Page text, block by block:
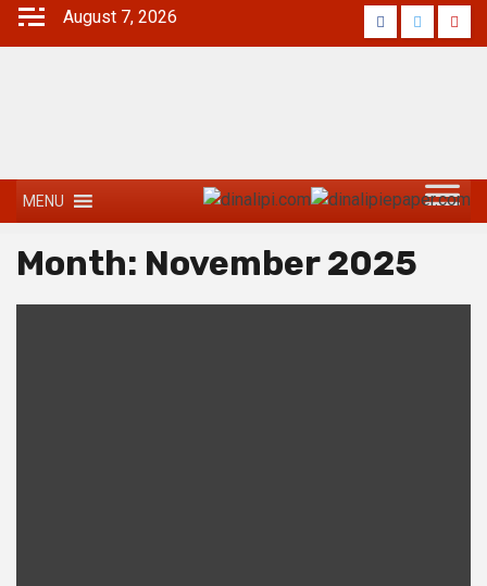
August 7, 2026
MENU
Month: November 2025